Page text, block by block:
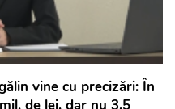
vine cu precizări: În
de lei, dar nu 3,5